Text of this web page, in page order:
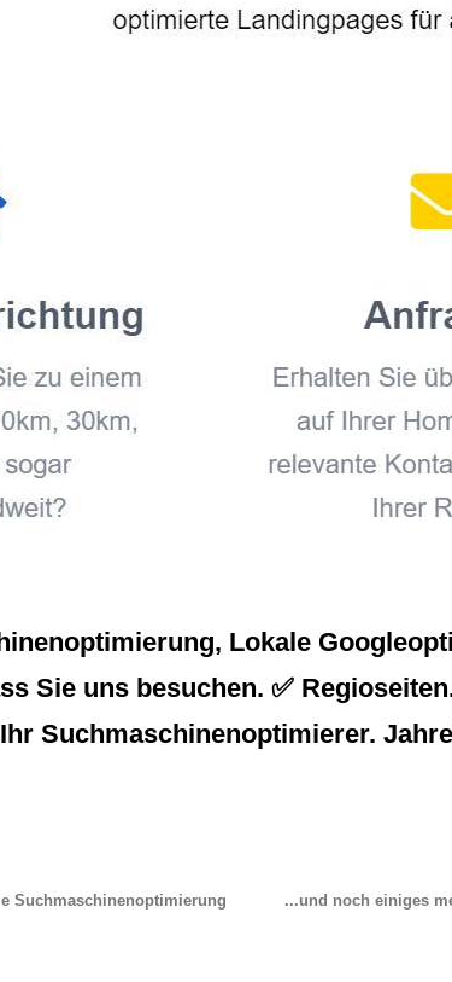
Lokale
Sie uns besuchen. ✅
Suchmaschinenoptimierer.
Suchmaschinenoptimierung ...und noch einiges